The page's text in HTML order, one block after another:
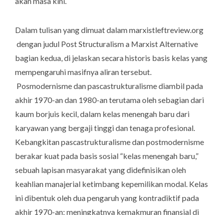
Dalam tulisan yang dimuat dalammarxistleftreview.org
dengan judul Post Structuralism a Marxist Alternative
bagian kedua, di jelaskan secara historis basis kelas yang
mempengaruhi masifnya aliran tersebut.
Posmodernisme dan pascastrukturalisme diambil pada
akhir 1970-an dan 1980-an terutama oleh sebagian dari
kaum borjuis kecil, dalam kelas menengah baru dari
karyawan yang bergaji tinggi dan tenaga profesional.
Kebangkitan pascastrukturalisme dan postmodernisme
berakar kuat pada basis sosial “kelas menengah baru,”
sebuah lapisan masyarakat yang didefinisikan oleh
keahlian manajerial ketimbang kepemilikan modal. Kelas
ini dibentuk oleh dua pengaruh yang kontradiktif pada
akhir 1970-an: meningkatnya kemakmuran finansial di